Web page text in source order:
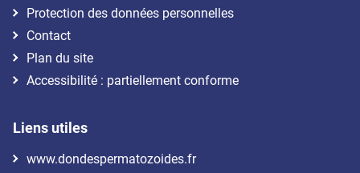
Protection des données personnelles
Contact
Plan du site
Accessibilité : partiellement conforme
Liens utiles
www.dondespermatozoides.fr